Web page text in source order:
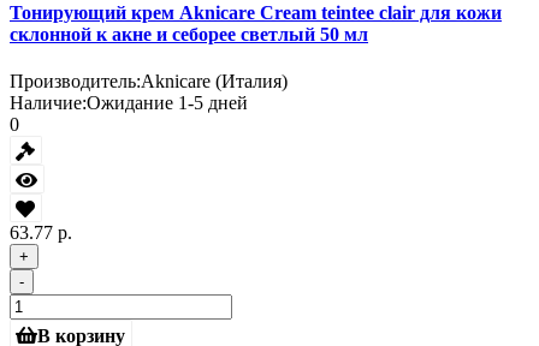
Тонирующий крем Aknicare Cream teintee clair для кожи
склонной к акне и себорее светлый 50 мл
Производитель:Aknicare (Италия)
Наличие:Ожидание 1-5 дней
0
63.77 р.
+
-
В корзину